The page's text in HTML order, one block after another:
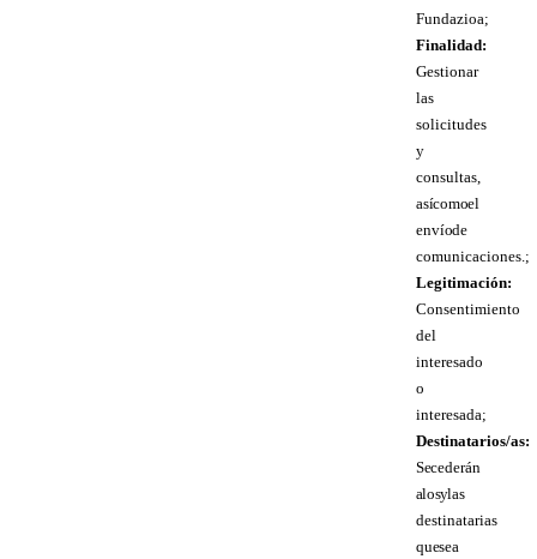
Fundazioa;
Finalidad:
Gestionar
las
solicitudes
y
consultas,
así como el
envío de
comunicaciones.;
Legitimación:
Consentimiento
del
interesado
o
interesada;
Destinatarios/as:
Se cederán
a los y las
destinatarias
que sea